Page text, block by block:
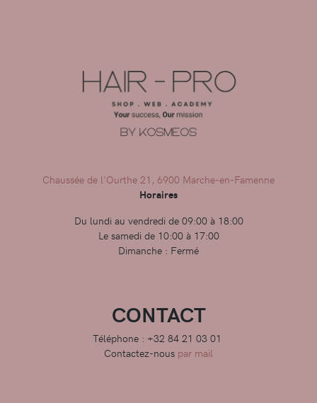
Chaussée de l'Ourthe 21, 6900 Marche-en-Famenne
Horaires
Du lundi au vendredi de 09:00 à 18:00
Le samedi de 10:00 à 17:00
Dimanche : Fermé
CONTACT
Téléphone : +32 84 21 03 01
Contactez-nous par mail